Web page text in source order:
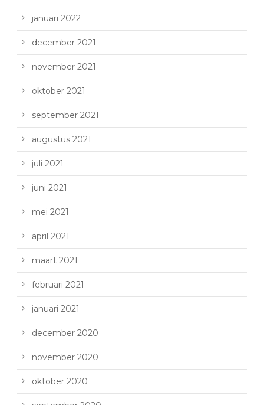
januari 2022
december 2021
november 2021
oktober 2021
september 2021
augustus 2021
juli 2021
juni 2021
mei 2021
april 2021
maart 2021
februari 2021
januari 2021
december 2020
november 2020
oktober 2020